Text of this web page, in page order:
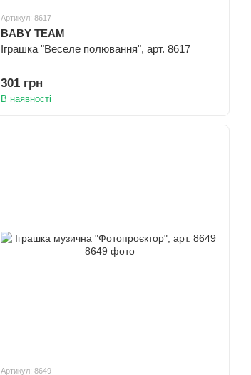
Артикул: 8617
BABY TEAM
Іграшка "Веселе полювання", арт. 8617
301 грн
В наявності
Артикул: 8649